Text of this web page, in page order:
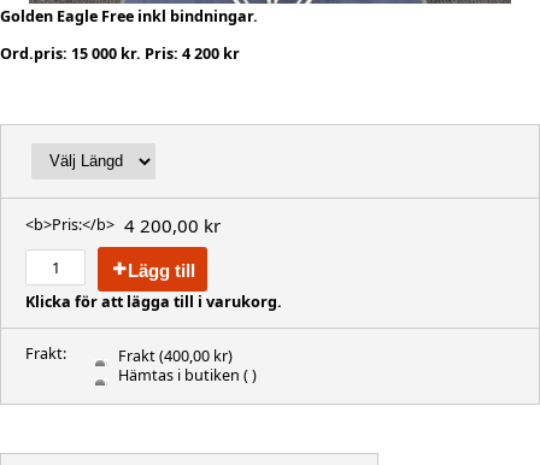
Golden Eagle Free inkl bindningar.
Ord.pris: 15 000 kr. Pris: 4 200 kr
<b>Pris:</b> 4 200,00 kr
Lägg till
Klicka för att lägga till i varukorg.
Frakt: Frakt(400,00 kr)
Hämtas i butiken ( )